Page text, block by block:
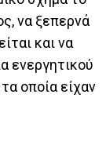
να ξεπερνά
και να
ενεργητικού
οποία είχαν